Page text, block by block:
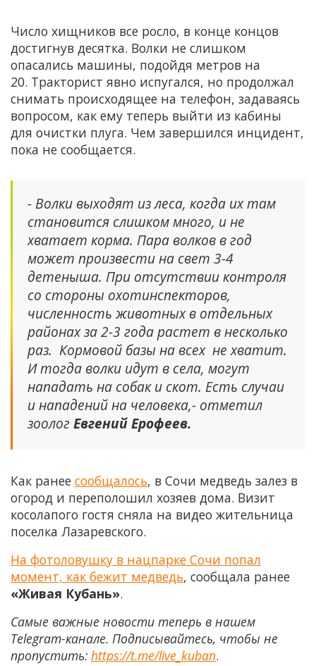
Число хищников все росло, в конце концов
достигнув десятка. Волки не слишком
опасались машины, подойдя метров на
20. Тракторист явно испугался, но продолжал
снимать происходящее на телефон, задаваясь
вопросом, как ему теперь выйти из кабины
для очистки плуга. Чем завершился инцидент,
пока не сообщается.
- Волки выходят из леса, когда их там
становится слишком много, и не
хватает корма. Пара волков в год
может произвести на свет 3-4
детеныша. При отсутствии контроля
со стороны охотинспекторов,
численность животных в отдельных
районах за 2-3 года растет в несколько
раз. Кормовой базы на всех не хватит.
И тогда волки идут в села, могут
нападать на собак и скот. Есть случаи
и нападений на человека,- отметил
зоологЕвгений Ерофеев.
Как ранее сообщалось, в Сочи медведь залез в
огород и переполошил хозяев дома. Визит
косолапого гостя сняла на видео жительница
поселка Лазаревского.
На фотоловушку в нацпарке Сочи попал
момент, как бежит медведь, сообщала ранее
«Живая Кубань».
Самые важные новости теперь в нашем
Telegram-канале. Подписывайтесь, чтобы не
пропустить: https://t.me/live_kuban.